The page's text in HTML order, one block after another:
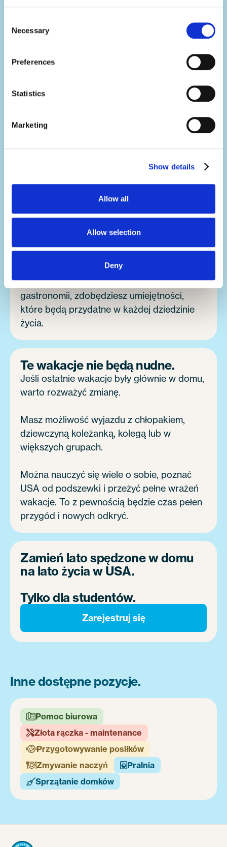
Selection
Necessary
Preferences
Statistics
Marketing
Show details
Allow all
Allow selection
Deny
wakacje w nowym środowisku, ale także
angielskiego i budować sieć kontaktów.
Przyszli pracodawcy z pewnością docenią
Rozwiń umiejętności.
szybko opanujesz przygotowanie nachos
czy taco.
Zyskasz pewność siebie w komunikacji i
pracy w zespole, współpracując z ludźmi z
Codziennie będziesz używać angielskiego,
co poprawi Twoje umiejętności językowe.
Nawet jeśli nie planujesz kariery w
gastronomii, zdobędziesz umiejętności,
które będą przydatne w każdej dziedzinie
życia.
Te wakacje nie będą nudne.
Jeśli ostatnie wakacje były głównie w domu,
warto rozważyć zmianę.
Masz możliwość wyjazdu z chłopakiem,
dziewczyną koleżanką, kolegą lub w
większych grupach.
Można nauczyć się wiele o sobie, poznać
USA od podszewki i przeżyć pełne wrażeń
wakacje. To z pewnością będzie czas pełen
przygód i nowych odkryć.
Zamień lato spędzone w domu
na lato życia w USA.
Tylko dla studentów.
Zarejestruj się
Inne dostępne pozycje.
Pomoc biurowa
Złota rączka - maintenance
Przygotowywanie posiłków
Zmywanie naczyń Pralnia
Sprzątanie domków